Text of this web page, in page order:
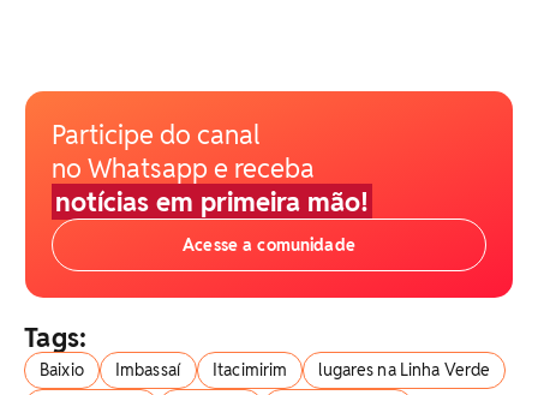
Participe do canal
no Whatsapp e receba
notícias em primeira mão!
Acesse a comunidade
Tags:
Baixio Imbassaí Itacimirim
lugares na Linha Verde